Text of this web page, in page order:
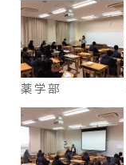
薬学部